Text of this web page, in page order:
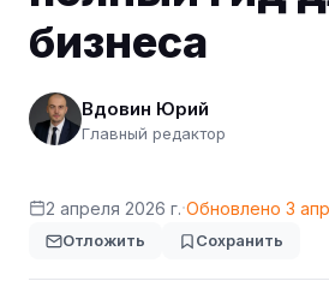
бизнеса
Вдовин Юрий
Главный редактор
2 апреля 2026 г.·Обновлено 3
Отложить Сохранить